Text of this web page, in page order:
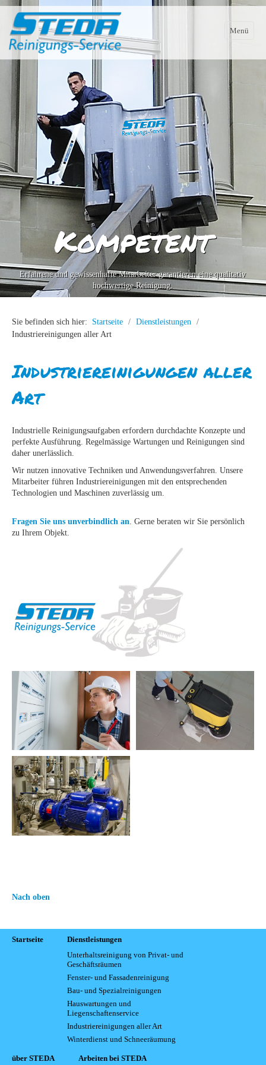
Menü
Startseite
Dienstleistungen
Unterhaltsreinigung von Privat- und Geschäftsräumen
Fenster- und Fassadenreinigung
Bau- und Spezialreinigungen
Hauswartungen und Liegenschaftenservice
Industriereinigungen aller Art
Winterdienst und Schneeräumung
über STEDA
Kontakt
Kompetent
Erfahrene und gewissenhafte Mitarbeiter garantieren eine qualitativ
hochwertige Reinigung.
Sie befinden sich hier: Startseite / Dienstleistungen /
Industriereinigungen aller Art
Industriereinigungen aller
Art
Industrielle Reinigungsaufgaben erfordern durchdachte Konzepte und
perfekte Ausführung. Regelmässige Wartungen und Reinigungen sind
daher unerlässlich.
Wir nutzen innovative Techniken und Anwendungsverfahren. Unsere
Mitarbeiter führen Industriereinigungen mit den entsprechenden
Technologien und Maschinen zuverlässig um.
Fragen Sie uns unverbindlich an. Gerne beraten wir Sie persönlich
zu Ihrem Objekt.
Nach oben
Startseite
Dienstleistungen
Unterhaltsreinigung von Privat- und
Geschäftsräumen
Fenster- und Fassadenreinigung
Bau- und Spezialreinigungen
Hauswartungen und
Liegenschaftenservice
Industriereinigungen aller Art
Winterdienst und Schneeräumung
über STEDA Arbeiten bei STEDA